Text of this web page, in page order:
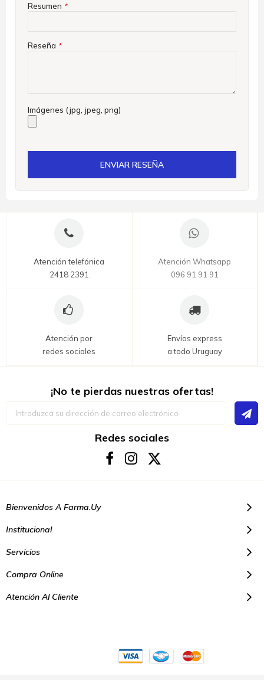
Resumen
Reseña
Imágenes (jpg, jpeg, png)
ENVIAR RESEÑA
Atención telefónica
2418 2391
Atención Whatsapp
096 91 91 91
Atención por
redes sociales
Envíos express
a todo Uruguay
¡No te pierdas nuestras ofertas!
Redes sociales
Bienvenidos A Farma.uy
Institucional
Servicios
Compra Online
Atención Al Cliente